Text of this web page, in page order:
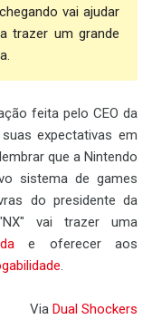
vai ajudar
trazer um grande
feita pelo CEO da
expectativas em
que a Nintendo
sistema de games
do presidente da
vai trazer uma
e oferecer aos
.
Via Dual Shockers